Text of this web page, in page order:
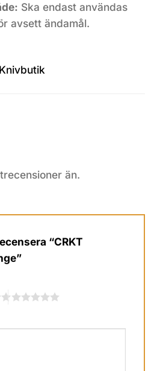
Ska endast användas
avsett ändamål.
än.
“CRKT